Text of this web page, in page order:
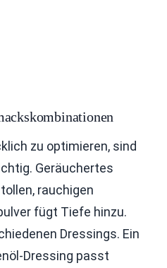
zu optimieren, sind
Geräuchertes
rauchigen
fügt Tiefe hinzu.
Dressings. Ein
Dressing passt